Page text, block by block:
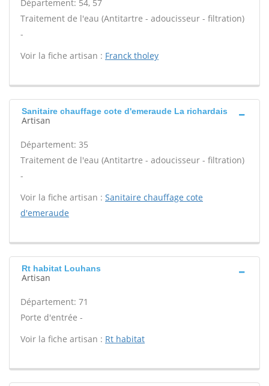
Département: 54, 57
Traitement de l'eau (Antitartre - adoucisseur - filtration)
-
Voir la fiche artisan : Franck tholey
Sanitaire chauffage cote d'emeraude La richardais
Artisan
Département: 35
Traitement de l'eau (Antitartre - adoucisseur - filtration)
-
Voir la fiche artisan : Sanitaire chauffage cote
d'emeraude
Rt habitat Louhans
Artisan
Département: 71
Porte d'entrée -
Voir la fiche artisan : Rt habitat